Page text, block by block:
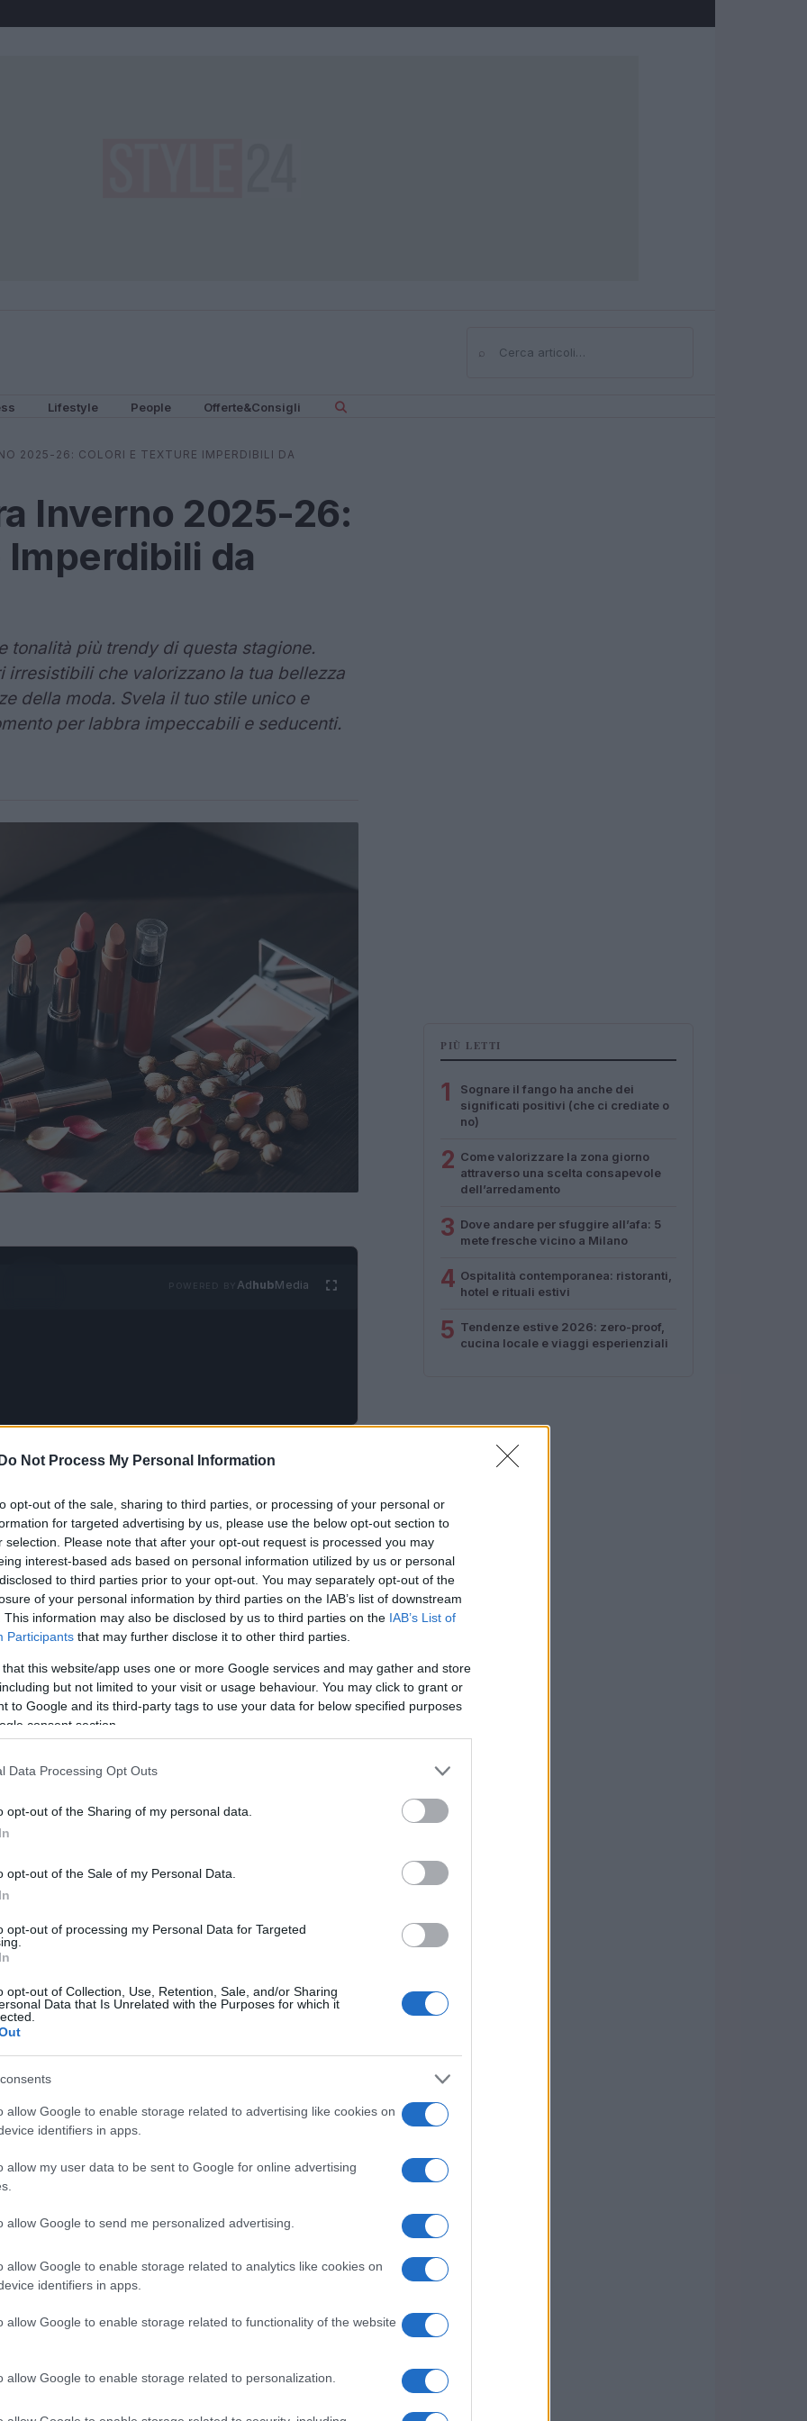
Do Not Process My Personal Information
opt-out of the sale, sharing to third parties, or processing of your personal or
for targeted advertising by us, please use the below opt-out section to
selection. Please note that after your opt-out request is processed you may
interest-based ads based on personal information utilized by us or personal
to third parties prior to your opt-out. You may separately opt-out of the
of your personal information by third parties on the IAB’s list of downstream
This information may also be disclosed by us to third parties on the IAB’s List of
Participants that may further disclose it to other third parties.
that this website/app uses one or more Google services and may gather and store
but not limited to your visit or usage behaviour. You may click to grant or
to Google and its third-party tags to use your data for below specified purposes
consent section.
Data Processing Opt Outs
opt-out of the Sharing of my personal data.
opt-out of the Sale of my Personal Data.
opt-out of processing my Personal Data for Targeted
opt-out of Collection, Use, Retention, Sale, and/or Sharing
Data that Is Unrelated with the Purposes for which it
allow Google to enable storage related to advertising like cookies on
identifiers in apps.
allow my user data to be sent to Google for online advertising
allow Google to send me personalized advertising.
allow Google to enable storage related to analytics like cookies on
identifiers in apps.
allow Google to enable storage related to functionality of the website
allow Google to enable storage related to personalization.
⌕Cerca
Lifestyle People Offerte&Consigli
2025-26: COLORI E TEXTURE IMPERDIBILI DA
Inverno 2025-26:
da
tonalità più trendy di questa stagione.
irresistibili che valorizzano la tua bellezza
della moda. Svela il tuo stile unico e
per labbra impeccabili e seducenti.
AdhubMedia
upsi rinnova con una palette di colori
ideale per esplorare le nuove
in questa stagione. Dalla vivacità dei rossi
l’inverno invita a esprimere la propria
di labbra protagoniste, caratterizzate da
di quest’inverno si concentrano su un
di passare da un look audace a uno
Le texture si arricchiscono di formule
a vellutati, offrendo così un’ampia
piede, la voglia di esprimere la propria
Le case di cosmetici propongono
preziosi come ilvelluto e ilvino rosso.
tonalità che un tempo sembravano
di espressività.
PIÙ LETTI
1
Sognare il fango ha anche dei
significati positivi (che ci crediate o
no)
2 Come valorizzare la zona giorno
attraverso una scelta consapevole
dell’arredamento
3 Dove andare per sfuggire all’afa: 5
mete fresche vicino a Milano
4 Ospitalità contemporanea: ristoranti,
hotel e rituali estivi
5 Tendenze estive 2026: zero-proof,
cucina locale e viaggi esperienziali